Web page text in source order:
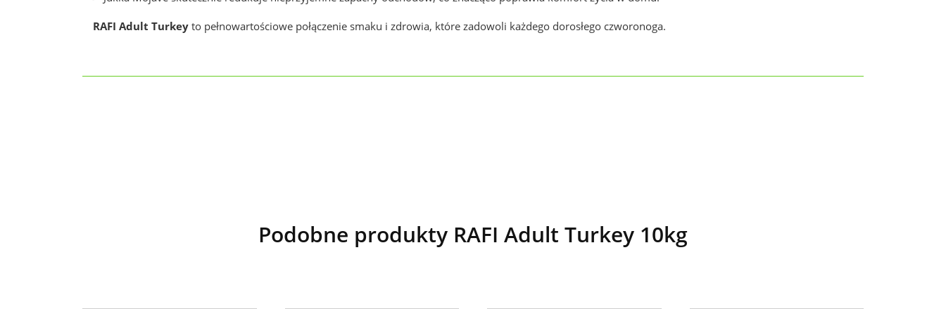
RAFI Adult Turkey to pełnowartościowe połączenie smaku i zdrowia, które zadowoli każdego dorosłego czworonoga.
Podobne produkty RAFI Adult Turkey 10kg